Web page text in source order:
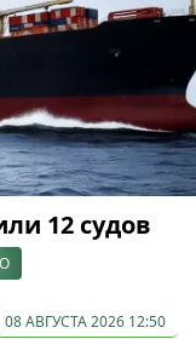
12 судов
08 АВГУСТА 2026 12:50